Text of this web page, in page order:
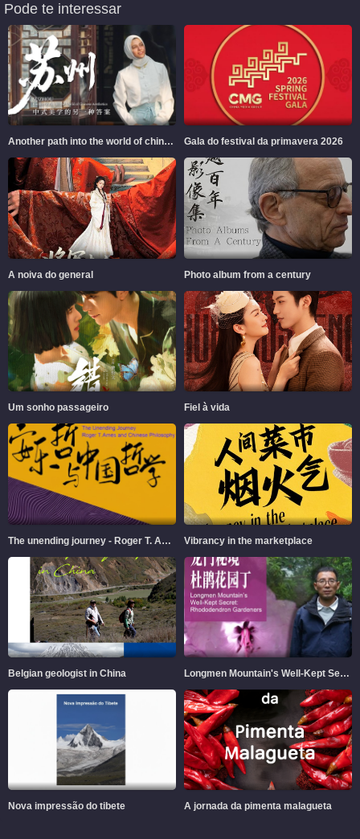
Pode te interessar
Another path into the world of chinese aesthetics Gala do festival da primavera 2026
A noiva do general Photo album from a century
Um sonho passageiro Fiel à vida
The unending journey - Roger T. Ames and Chinese Philosophy Vibrancy in the marketplace
Belgian geologist in China Longmen Mountain's Well-Kept Secret
Nova impressão do tibete A jornada da pimenta malagueta